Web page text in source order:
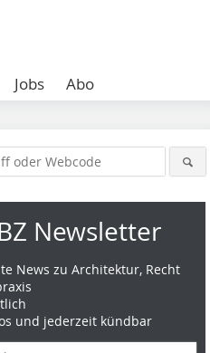
Jobs Abo
Newsletter
News zu Architektur, Recht
und jederzeit kündbar